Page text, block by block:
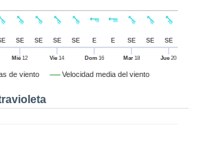
de viento Velocidad media del viento
Mié 12 Vie 14 Dom16 Mar18 Jue 20
SE SE SE SE E E SE SE SE